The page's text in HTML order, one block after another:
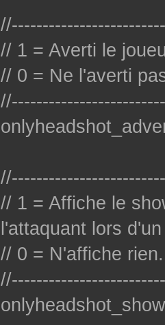
// 1 = Averti le
// 0 = Ne l'averti
// 1 = Affiche le
l'attaquant lors
// 0 = N'affiche rien.